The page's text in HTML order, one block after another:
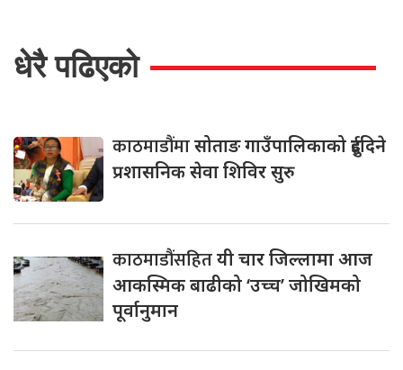
धेरै पढिएको
काठमाडौंमासोताङ गाउँपालिकाको दुईदिने
प्रशासनिक सेवा शिविर सुरु
काठमाडौंसहितयी चार जिल्लामा आज
आकस्मिक बाढीको ‘उच्च’ जोखिमको
पूर्वानुमान